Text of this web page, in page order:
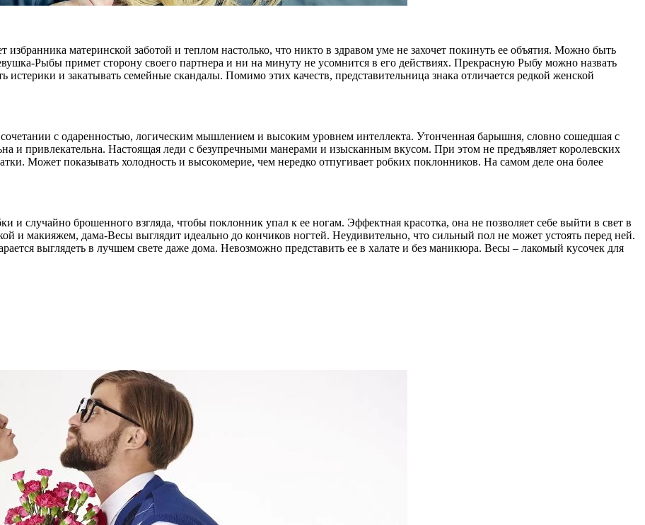
материнской заботой и теплом настолько, что никто в здравом уме не захочет покинуть ее объятия. Можно быть
Рыбы примет сторону своего партнера и ни на минуту не усомнится в его действиях. Прекрасную Рыбу можно назвать
и закатывать семейные скандалы. Помимо этих качеств, представительница знака отличается редкой женской
сочетании с одаренностью, логическим мышлением и высоким уровнем интеллекта. Утонченная барышня, словно сошедшая с
и привлекательна. Настоящая леди с безупречными манерами и изысканным вкусом. При этом не предъявляет королевских
Может показывать холодность и высокомерие, чем нередко отпугивает робких поклонников. На самом деле она более
случайно брошенного взгляда, чтобы поклонник упал к ее ногам. Эффектная красотка, она не позволяет себе выйти в свет в
и макияжем, дама-Весы выглядит идеально до кончиков ногтей. Неудивительно, что сильный пол не может устоять перед ней.
выглядеть в лучшем свете даже дома. Невозможно представить ее в халате и без маникюра. Весы – лакомый кусочек для